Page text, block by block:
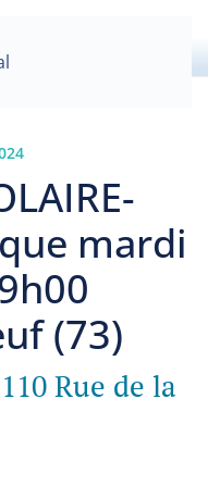
mardi
(73)
Rue de la